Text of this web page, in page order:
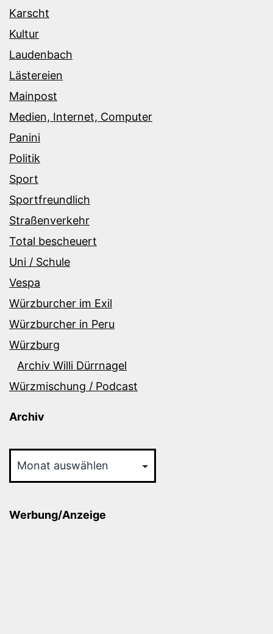
Karscht
Kultur
Laudenbach
Lästereien
Mainpost
Medien, Internet, Computer
Panini
Politik
Sport
Sportfreundlich
Straßenverkehr
Total bescheuert
Uni / Schule
Vespa
Würzburcher im Exil
Würzburcher in Peru
Würzburg
Archiv Willi Dürrnagel
Würzmischung / Podcast
Archiv
Werbung/Anzeige